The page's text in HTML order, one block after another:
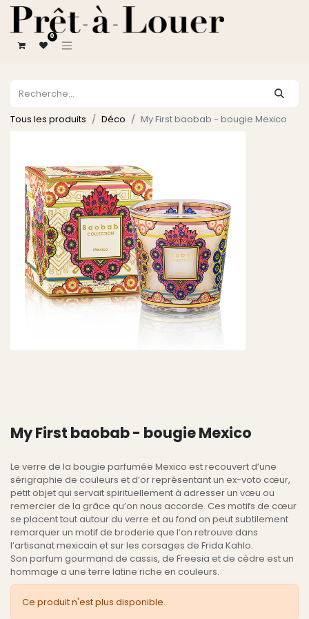
0
Tous les produits Déco My First baobab - bougie Mexico
My First baobab - bougie Mexico
Le verre de la bougie parfumée Mexico est recouvert d’une
sérigraphie de couleurs et d’or représentant un ex-voto cœur,
petit objet qui servait spirituellement à adresser un vœu ou
remercier de la grâce qu’on nous accorde. Ces motifs de cœur
se placent tout autour du verre et au fond on peut subtilement
remarquer un motif de broderie que l’on retrouve dans
l’artisanat mexicain et sur les corsages de Frida Kahlo.
Son parfum gourmand de cassis, de Freesia et de cèdre est un
hommage a une terre latine riche en couleurs.
Ce produit n'est plus disponible.